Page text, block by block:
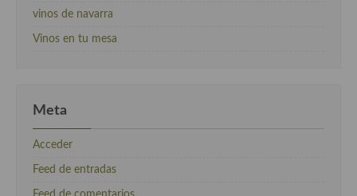
vinos de navarra
Vinos en tu mesa
Meta
Acceder
Feed de entradas